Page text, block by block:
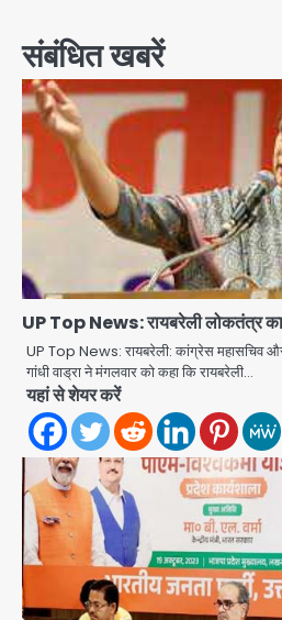
संबंधित खबरें
UP Top News: रायबरेली लोकतंत्र का
UP Top News: रायबरेली: कांग्रेस महासचिव और
गांधी वाड्रा ने मंगलवार को कहा कि रायबरेली…
यहां से शेयर करें